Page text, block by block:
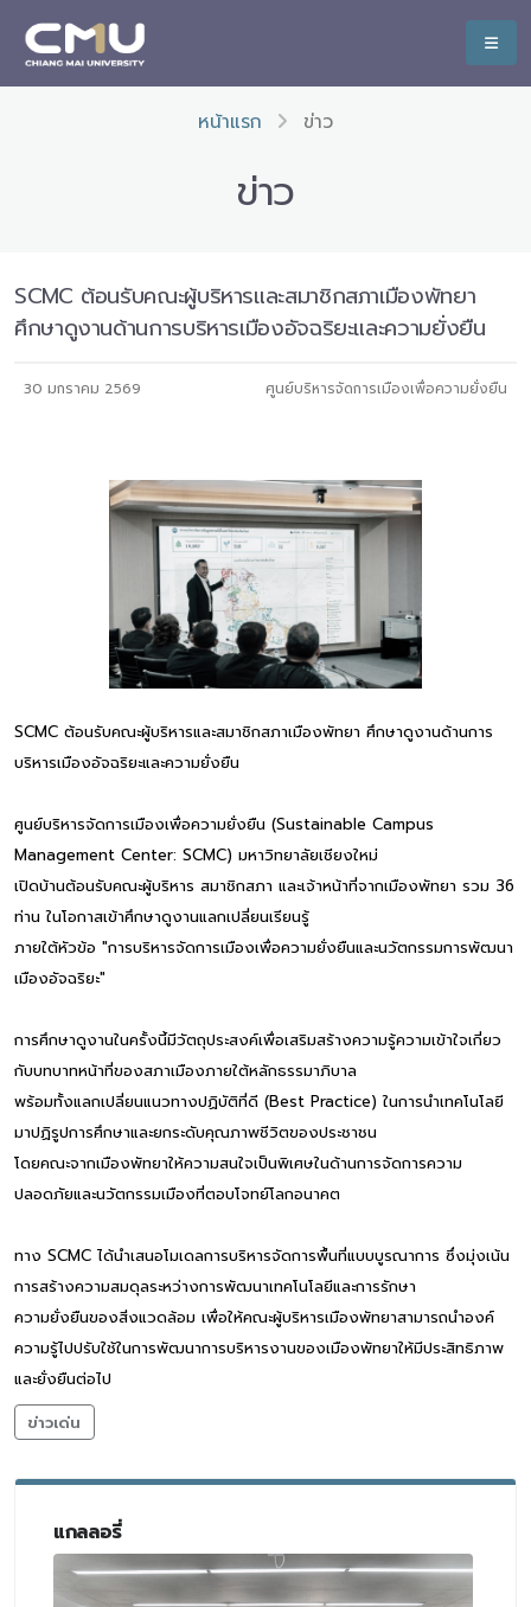
หน้าแรก ข่าว
ข่าว
SCMC ต้อนรับคณะผู้บริหารและสมาชิกสภาเมืองพัทยา
ศึกษาดูงานด้านการบริหารเมืองอัจฉริยะและความยั่งยืน
30 มกราคม 2569 ศูนย์บริหารจัดการเมืองเพื่อความยั่งยืน
SCMC ต้อนรับคณะผู้บริหารและสมาชิกสภาเมืองพัทยา ศึกษาดูงานด้านการ
บริหารเมืองอัจฉริยะและความยั่งยืน
ศูนย์บริหารจัดการเมืองเพื่อความยั่งยืน (Sustainable Campus
Management Center: SCMC) มหาวิทยาลัยเชียงใหม่
เปิดบ้านต้อนรับคณะผู้บริหาร สมาชิกสภา และเจ้าหน้าที่จากเมืองพัทยา รวม 36
ท่าน ในโอกาสเข้าศึกษาดูงานแลกเปลี่ยนเรียนรู้
ภายใต้หัวข้อ "การบริหารจัดการเมืองเพื่อความยั่งยืนและนวัตกรรมการพัฒนา
เมืองอัจฉริยะ"
การศึกษาดูงานในครั้งนี้มีวัตถุประสงค์เพื่อเสริมสร้างความรู้ความเข้าใจเกี่ยว
กับบทบาทหน้าที่ของสภาเมืองภายใต้หลักธรรมาภิบาล
พร้อมทั้งแลกเปลี่ยนแนวทางปฏิบัติที่ดี (Best Practice) ในการนำเทคโนโลยี
มาปฏิรูปการศึกษาและยกระดับคุณภาพชีวิตของประชาชน
โดยคณะจากเมืองพัทยาให้ความสนใจเป็นพิเศษในด้านการจัดการความ
ปลอดภัยและนวัตกรรมเมืองที่ตอบโจทย์โลกอนาคต
ทาง SCMC ได้นำเสนอโมเดลการบริหารจัดการพื้นที่แบบบูรณาการ ซึ่งมุ่งเน้น
การสร้างความสมดุลระหว่างการพัฒนาเทคโนโลยีและการรักษา
ความยั่งยืนของสิ่งแวดล้อม เพื่อให้คณะผู้บริหารเมืองพัทยาสามารถนำองค์
ความรู้ไปปรับใช้ในการพัฒนาการบริหารงานของเมืองพัทยาให้มีประสิทธิภาพ
และยั่งยืนต่อไป
ข่าวเด่น
แกลลอรี่